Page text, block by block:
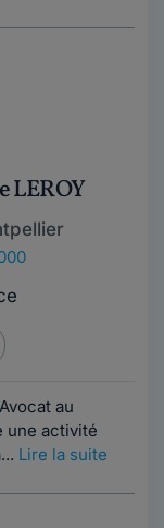
LEROY
au
une activité
Lire la suite